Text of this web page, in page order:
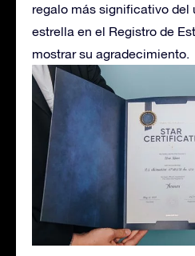
regalo más significativo del
estrella en el Registro de
mostrar su agradecimiento.